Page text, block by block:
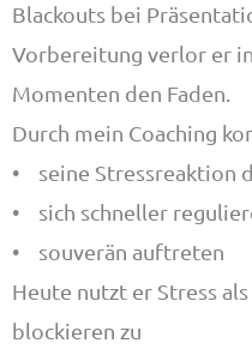
Blackouts bei
Vorbereitung verlor er
Momenten den Faden.
Durch mein Coaching
• seine Stressreaktion
• sich schneller
• souverän auftreten
Heute nutzt er Stress
blockieren zu